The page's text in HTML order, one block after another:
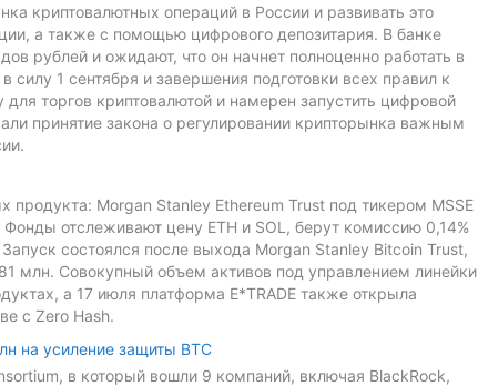
криптовалютных операций в России и развивать это
а также с помощью цифрового депозитария. В банке
рублей и ожидают, что он начнет полноценно работать в
силу 1 сентября и завершения подготовки всех правил к
торгов криптовалютой и намерен запустить цифровой
принятие закона о регулировании крипторынка важным
Morgan Stanley Ethereum Trust под тикером MSSE
отслеживают цену ETH и SOL, берут комиссию 0,14%
состоялся после выхода Morgan Stanley Bitcoin Trust,
млн. Совокупный объем активов под управлением линейки
а 17 июля платформа E*TRADE также открыла
с Zero Hash.
на усиление защиты BTC
в который вошли 9 компаний, включая BlackRock,